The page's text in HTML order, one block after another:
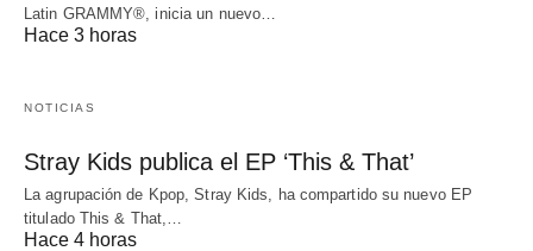
Latin GRAMMY®, inicia un nuevo…
Hace 3 horas
NOTICIAS
Stray Kids publica el EP ‘This & That’
La agrupación de Kpop, Stray Kids, ha compartido su nuevo EP
titulado This & That,…
Hace 4 horas